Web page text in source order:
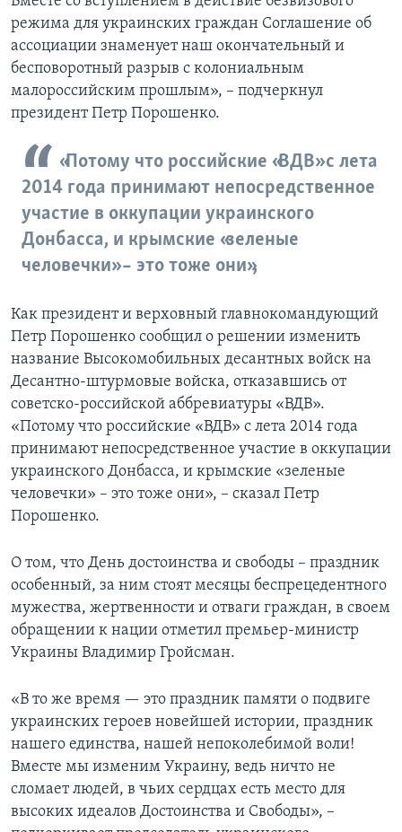
режима для украинских граждан Соглашение об
ассоциации знаменует наш окончательный и
бесповоротный разрыв с колониальным
малороссийским прошлым», – подчеркнул
президент Петр Порошенко.
«Потому что российские «ВДВ» с лета
2014 года принимают непосредственное
участие в оккупации украинского
Донбасса, и крымские «зеленые
человечки» – это тоже они»,
Как президент и верховный главнокомандующий
Петр Порошенко сообщил о решении изменить
название Высокомобильных десантных войск на
Десантно-штурмовые войска, отказавшись от
советско-российской аббревиатуры «ВДВ».
«Потому что российские «ВДВ» с лета 2014 года
принимают непосредственное участие в оккупации
украинского Донбасса, и крымские «зеленые
человечки» – это тоже они», – сказал Петр
Порошенко.
О том, что День достоинства и свободы – праздник
особенный, за ним стоят месяцы беспрецедентного
мужества, жертвенности и отваги граждан, в своем
обращении к нации отметил премьер-министр
Украины Владимир Гройсман.
«В то же время — это праздник памяти о подвиге
украинских героев новейшей истории, праздник
нашего единства, нашей непоколебимой воли!
Вместе мы изменим Украину, ведь ничто не
сломает людей, в чьих сердцах есть место для
высоких идеалов Достоинства и Свободы», –